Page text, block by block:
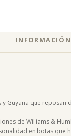
Guyana que reposan
de Williams &
en botas que